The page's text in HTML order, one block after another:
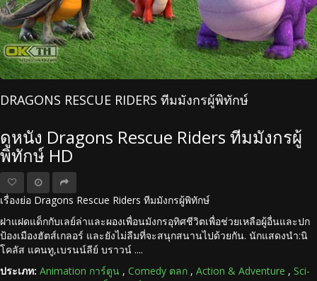
DRAGONS RESCUE RIDERS ทีมมังกรผู้พิทักษ์
ดูหนัง Dragons Rescue Riders ทีมมังกรผู้
พิทักษ์ HD
เรื่องย่อ Dragons Rescue Riders ทีมมังกรผู้พิทักษ์
ฝาแฝดแด็กกับเลย์ล่าและผองเพื่อนมังกรอุทิศชีวิตเพื่อช่วยเหลือผู้อื่นและปก
ป้องเมืองฮัตส์เกลอร์ และยังไม่ลืมที่จะสนุกสนานไปด้วยกัน. นักแสดงนำ:นิ
โคลัส แคนทู,เบรนน์ลีย์ บราวน์ ....
ประเภท: Animation การ์ตูน , Comedy ตลก , Action & Adventure , Sci-